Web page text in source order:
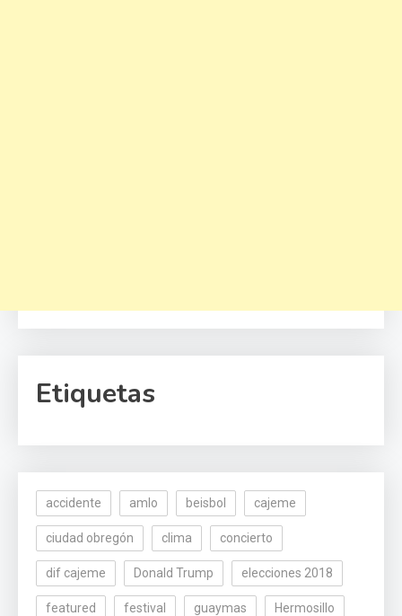
Etiquetas
accidente amlo beisbol cajeme
ciudad obregón clima concierto
dif cajeme Donald Trump elecciones 2018
featured festival guaymas Hermosillo